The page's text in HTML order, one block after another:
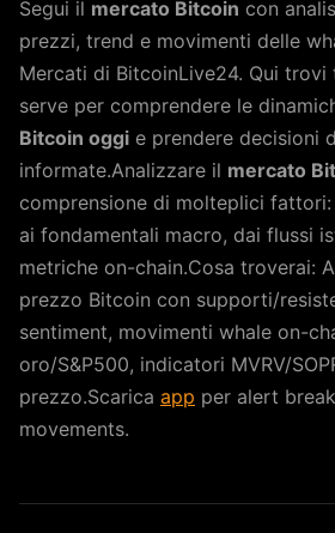
Segui il mercato Bitcoin con
prezzi, trend e movimenti delle
Mercati di BitcoinLive24. Qui
serve per comprendere le
Bitcoin oggi e prendere decisioni
informate.Analizzare il mercato
comprensione di molteplici fattori:
ai fondamentali macro, dai flussi
metriche on-chain.Cosa troverai:
prezzo Bitcoin con supporti/
sentiment, movimenti whale on-
oro/S&P500, indicatori MVRV/
prezzo.Scarica app per alert
movements.